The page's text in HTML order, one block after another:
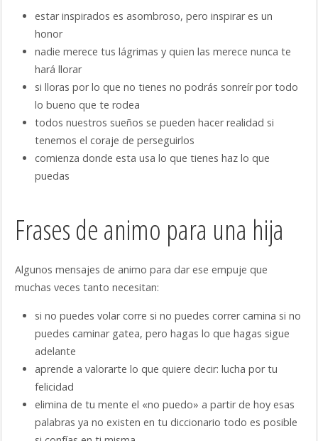
estar inspirados es asombroso, pero inspirar es un
honor
nadie merece tus lágrimas y quien las merece nunca te
hará llorar
si lloras por lo que no tienes no podrás sonreír por todo
lo bueno que te rodea
todos nuestros sueños se pueden hacer realidad si
tenemos el coraje de perseguirlos
comienza donde esta usa lo que tienes haz lo que
puedas
Frases de animo para una hija
Algunos mensajes de animo para dar ese empuje que
muchas veces tanto necesitan:
si no puedes volar corre si no puedes correr camina si no
puedes caminar gatea, pero hagas lo que hagas sigue
adelante
aprende a valorarte lo que quiere decir: lucha por tu
felicidad
elimina de tu mente el «no puedo» a partir de hoy esas
palabras ya no existen en tu diccionario todo es posible